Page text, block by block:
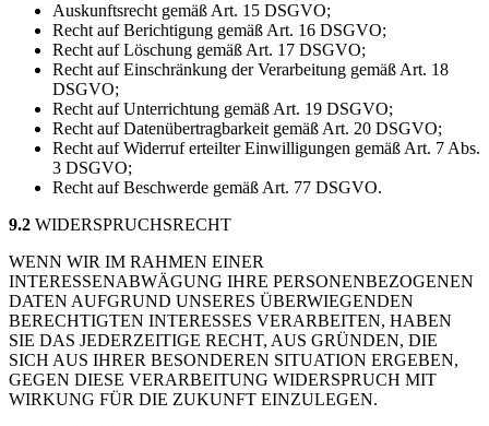
Auskunftsrecht gemäß Art. 15 DSGVO;
Recht auf Berichtigung gemäß Art. 16 DSGVO;
Recht auf Löschung gemäß Art. 17 DSGVO;
Recht auf Einschränkung der Verarbeitung gemäß Art. 18
DSGVO;
Recht auf Unterrichtung gemäß Art. 19 DSGVO;
Recht auf Datenübertragbarkeit gemäß Art. 20 DSGVO;
Recht auf Widerruf erteilter Einwilligungen gemäß Art. 7 Abs.
3 DSGVO;
Recht auf Beschwerde gemäß Art. 77 DSGVO.
9.2 WIDERSPRUCHSRECHT
WENN WIR IM RAHMEN EINER
INTERESSENABWÄGUNG IHRE PERSONENBEZOGENEN
DATEN AUFGRUND UNSERES ÜBERWIEGENDEN
BERECHTIGTEN INTERESSES VERARBEITEN, HABEN
SIE DAS JEDERZEITIGE RECHT, AUS GRÜNDEN, DIE
SICH AUS IHRER BESONDEREN SITUATION ERGEBEN,
GEGEN DIESE VERARBEITUNG WIDERSPRUCH MIT
WIRKUNG FÜR DIE ZUKUNFT EINZULEGEN.